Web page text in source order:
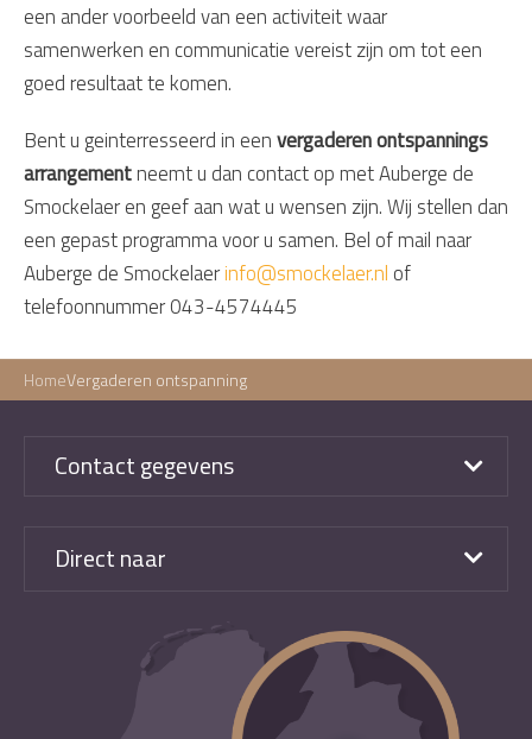
een ander voorbeeld van een activiteit waar
samenwerken en communicatie vereist zijn om tot een
goed resultaat te komen.
Bent u geinterresseerd in eenvergaderen ontspannings
arrangementneemt u dan contact op met Auberge de
Smockelaer en geef aan wat u wensen zijn. Wij stellen dan
een gepast programma voor u samen. Bel of mail naar
Auberge de Smockelaerinfo@smockelaer.nl of
telefoonnummer 043-4574445
HomeVergaderen ontspanning
Contact gegevens
Direct naar